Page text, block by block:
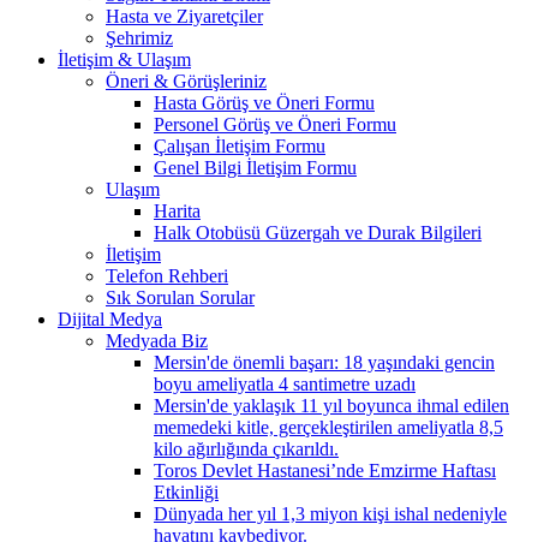
Hasta ve Ziyaretçiler
Şehrimiz
İletişim & Ulaşım
Öneri & Görüşleriniz
Hasta Görüş ve Öneri Formu
Personel Görüş ve Öneri Formu
Çalışan İletişim Formu
Genel Bilgi İletişim Formu
Ulaşım
Harita
Halk Otobüsü Güzergah ve Durak Bilgileri
İletişim
Telefon Rehberi
Sık Sorulan Sorular
Dijital Medya
Medyada Biz
Mersin'de önemli başarı: 18 yaşındaki gencin
boyu ameliyatla 4 santimetre uzadı
Mersin'de yaklaşık 11 yıl boyunca ihmal edilen
memedeki kitle, gerçekleştirilen ameliyatla 8,5
kilo ağırlığında çıkarıldı.
Toros Devlet Hastanesi’nde Emzirme Haftası
Etkinliği
Dünyada her yıl 1,3 miyon kişi ishal nedeniyle
hayatını kaybediyor.